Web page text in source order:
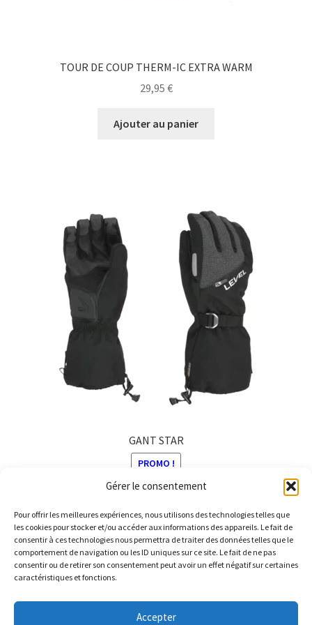
Gérer le consentement
Pour offrir les meilleures expériences, nous utilisons des technologies telles que
les cookies pour stocker et/ou accéder aux informations des appareils. Le fait de
consentir à ces technologies nous permettra de traiter des données telles que le
comportement de navigation ou les ID uniques sur ce site. Le fait de ne pas
consentir ou de retirer son consentement peut avoir un effet négatif sur certaines
caractéristiques et fonctions.
Accepter
TOUR DE COUP THERM-IC EXTRA WARM
29,95 €
Ajouter au panier
GANT STAR
PROMO !
99,95€Le
initial
était :
99,95 €.
79,99€Le
actuel
est :
79,99 €.
Ce
produit
a
plusieurs
© Barthelemy Ski 2025 -Conditions générales de vente et
Politique de Confidentialité